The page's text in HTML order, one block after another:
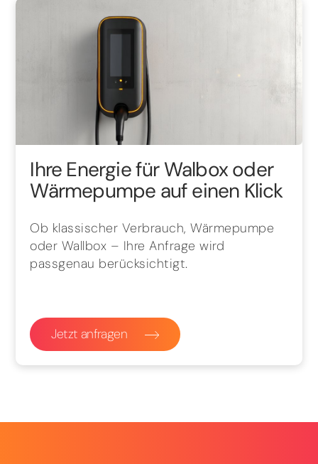
Ihre Energie für Walbox oder
Wärmepumpe auf einen Klick
Ob klassischer Verbrauch, Wärmepumpe
oder Wallbox – Ihre Anfrage wird
passgenau berücksichtigt.
Jetzt anfragen